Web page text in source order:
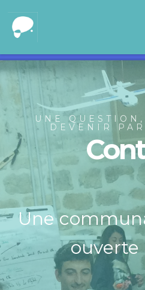
UNE
DEVENIR
Une
ouverte